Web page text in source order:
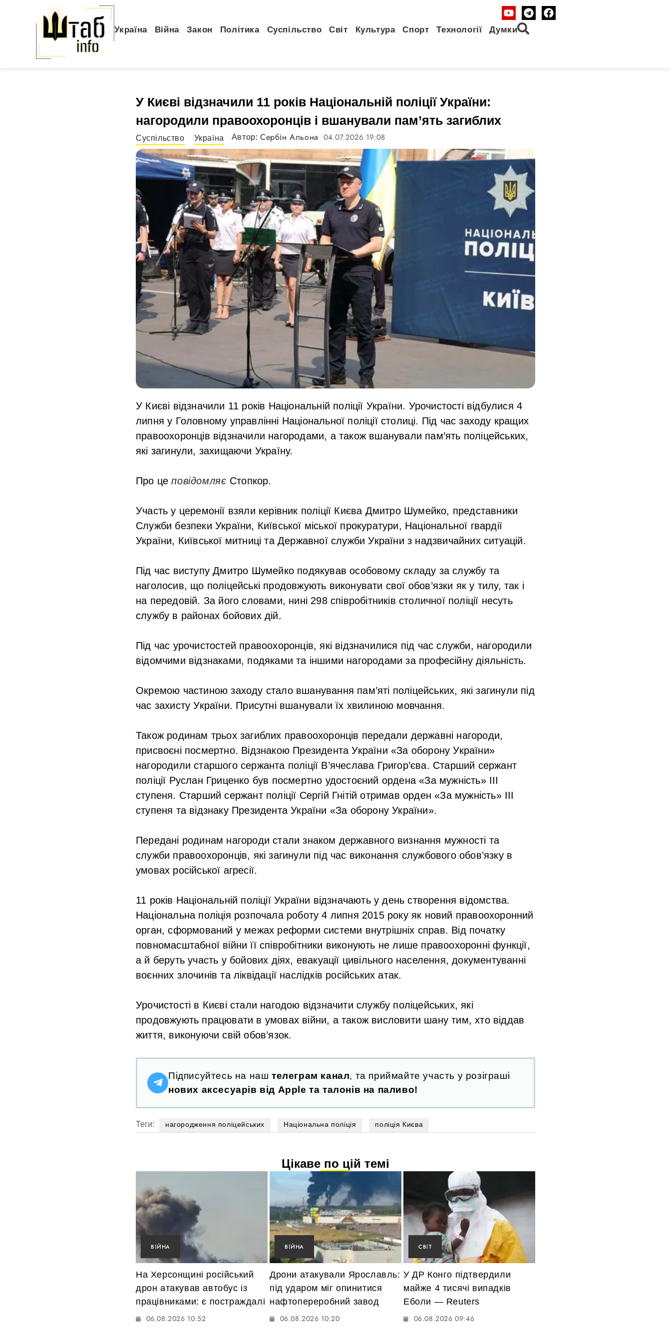
Україна Війна Закон Політика Суспільство Світ Культура Спорт Технології Думки
У Києві відзначили 11 років Національній поліції України:
нагородили правоохоронців і вшанували пам’ять загиблих
Суспільство Україна Автор:Сербін Альона 04.07.2026 19:08
У Києві відзначили 11 років Національній поліції України. Урочистості відбулися 4
липня у Головному управлінні Національної поліції столиці. Під час заходу кращих
правоохоронців відзначили нагородами, а також вшанували пам’ять поліцейських,
які загинули, захищаючи Україну.
Про цеповідомляє Стопкор.
Участь у церемонії взяли керівник поліції Києва Дмитро Шумейко, представники
Служби безпеки України, Київської міської прокуратури, Національної гвардії
України, Київської митниці та Державної служби України з надзвичайних ситуацій.
Під час виступу Дмитро Шумейко подякував особовому складу за службу та
наголосив, що поліцейські продовжують виконувати свої обов’язки як у тилу, так і
на передовій. За його словами, нині 298 співробітників столичної поліції несуть
службу в районах бойових дій.
Під час урочистостей правоохоронців, які відзначилися під час служби, нагородили
відомчими відзнаками, подяками та іншими нагородами за професійну діяльність.
Окремою частиною заходу стало вшанування пам’яті поліцейських, які загинули під
час захисту України. Присутні вшанували їх хвилиною мовчання.
Також родинам трьох загиблих правоохоронців передали державні нагороди,
присвоєні посмертно. Відзнакою Президента України «За оборону України»
нагородили старшого сержанта поліції В’ячеслава Григор’єва. Старший сержант
поліції Руслан Гриценко був посмертно удостоєний ордена «За мужність» III
ступеня. Старший сержант поліції Сергій Гнітій отримав орден «За мужність» III
ступеня та відзнаку Президента України «За оборону України».
Передані родинам нагороди стали знаком державного визнання мужності та
служби правоохоронців, які загинули під час виконання службового обов’язку в
умовах російської агресії.
11 років Національній поліції України відзначають у день створення відомства.
Національна поліція розпочала роботу 4 липня 2015 року як новий правоохоронний
орган, сформований у межах реформи системи внутрішніх справ. Від початку
повномасштабної війни її співробітники виконують не лише правоохоронні функції,
а й беруть участь у бойових діях, евакуації цивільного населення, документуванні
воєнних злочинів та ліквідації наслідків російських атак.
Урочистості в Києві стали нагодою відзначити службу поліцейських, які
продовжують працювати в умовах війни, а також висловити шану тим, хто віддав
життя, виконуючи свій обов’язок.
Підписуйтесь на наш телеграм канал, та приймайте участь у розіграші
нових аксесуарів від Apple та талонів на паливо!
Теги: нагородження поліцейських Національна поліція поліція Києва
Цікаве по цій темі
ВІЙНА
На Херсонщині російський
дрон атакував автобус із
працівниками: є постраждалі
06.08.2026 10:52
ВІЙНА
Дрони атакували Ярославль:
під ударом міг опинитися
нафтопереробний завод
06.08.2026 10:20
СВІТ
У ДР Конго підтвердили
майже 4 тисячі випадків
Еболи — Reuters
06.08.2026 09:46